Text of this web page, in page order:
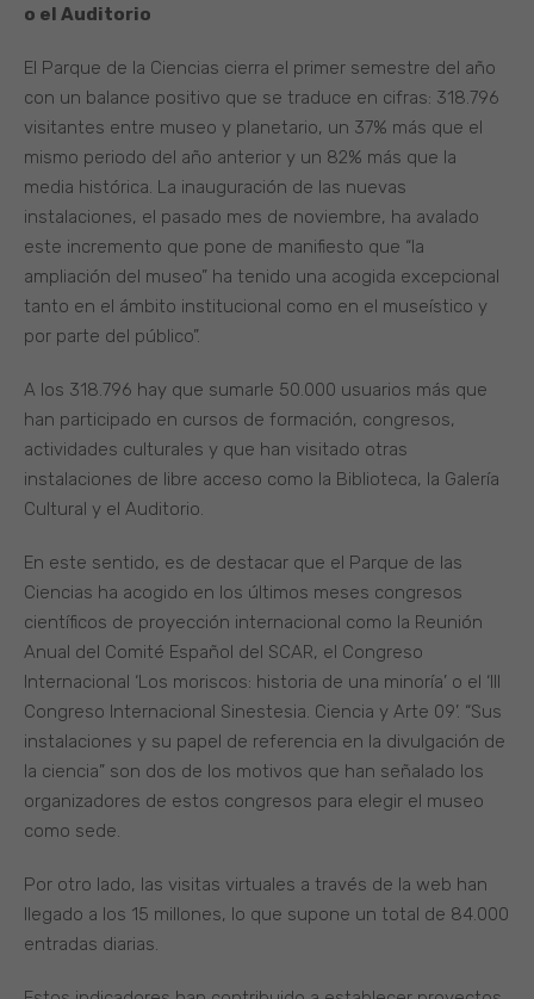
o el Auditorio
El Parque de la Ciencias cierra el primer semestre del año
con un balance positivo que se traduce en cifras: 318.796
visitantes entre museo y planetario, un 37% más que el
mismo periodo del año anterior y un 82% más que la
media histórica. La inauguración de las nuevas
instalaciones, el pasado mes de noviembre, ha avalado
este incremento que pone de manifiesto que “la
ampliación del museo” ha tenido una acogida excepcional
tanto en el ámbito institucional como en el museístico y
por parte del público”.
A los 318.796 hay que sumarle 50.000 usuarios más que
han participado en cursos de formación, congresos,
actividades culturales y que han visitado otras
instalaciones de libre acceso como la Biblioteca, la Galería
Cultural y el Auditorio.
En este sentido, es de destacar que el Parque de las
Ciencias ha acogido en los últimos meses congresos
científicos de proyección internacional como la Reunión
Anual del Comité Español del SCAR, el Congreso
Internacional ‘Los moriscos: historia de una minoría’ o el ‘III
Congreso Internacional Sinestesia. Ciencia y Arte 09’. “Sus
instalaciones y su papel de referencia en la divulgación de
la ciencia” son dos de los motivos que han señalado los
organizadores de estos congresos para elegir el museo
como sede.
Por otro lado, las visitas virtuales a través de la web han
llegado a los 15 millones, lo que supone un total de 84.000
entradas diarias.